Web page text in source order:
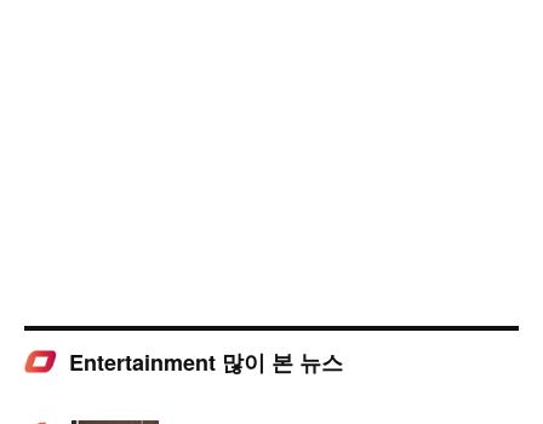
Entertainment 많이 본 뉴스